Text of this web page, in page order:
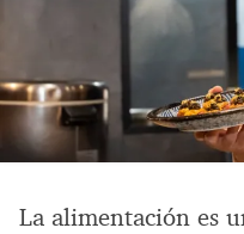
La alimentación es